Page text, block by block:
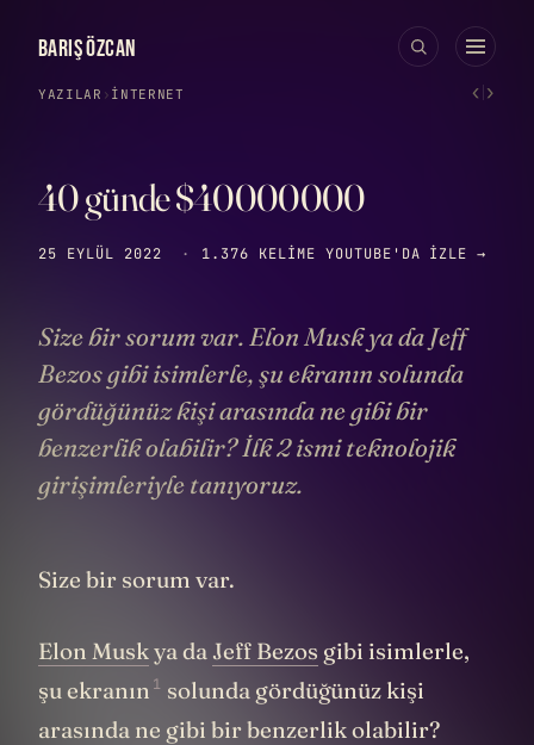
BARIŞ ÖZCAN
YAZILAR › İNTERNET ‹›
40 günde $40000000
25 EYLÜL 2022 · 1.376 KELIME YOUTUBE'DA IZLE →
Size bir sorum var. Elon Musk ya da Jeff
Bezos gibi isimlerle, şu ekranın solunda
gördüğünüz kişi arasında ne gibi bir
benzerlik olabilir? İlk 2 ismi teknolojik
girişimleriyle tanıyoruz.
Size bir sorum var.
Elon Muskya da Jeff Bezos gibi isimlerle,
şu ekranın 1 solunda gördüğünüz kişi
arasında ne gibi bir benzerlik olabilir?